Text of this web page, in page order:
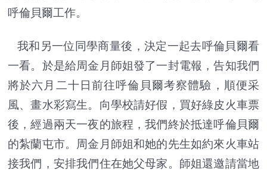
呼倫貝爾工作。
我和另一位同學商量後，決定一起去呼倫貝爾看
一看。於是給周金月師姐發了一封電報，告知我們
將於六月二十日前往呼倫貝爾考察體驗，順便采
風、畫水彩寫生。向學校請好假，買好綠皮火車票
後，經過兩天一夜的旅程，我們終於抵達呼倫貝爾
的紮蘭屯市。周金月師姐和她的先生如約來火車站
接我們，安排我們住在她父母家。師姐還邀請當地